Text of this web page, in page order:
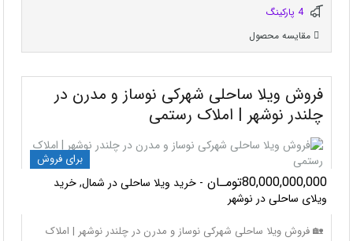
4 پاركينگ
مقایسه محصول
فروش ویلا ساحلی شهرکی نوساز و مدرن در
چلندر نوشهر | املاک رستمی
برای فروش
80,000,000,000تومـان
- خرید ویلا ساحلی در شمال, خرید
ویلای ساحلی در نوشهر
🏡 فروش ویلا ساحلی شهرکی نوساز و مدرن در چلندر نوشهر | املاک